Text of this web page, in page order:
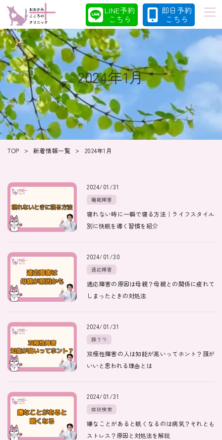
LINE予約
こちら
即日予約
こちら
初めての方へ 当院の特徴
診療案内 コラム
クリニック紹介
医師紹介
即日
LINE予約
即日
WEB予約
FAX
03-5989-0618
営業時間：10:00〜22:00
2024年1月
TOP > 新着情報一覧 > 2024年1月
2024/01/31
睡眠障害
寝れない時に一瞬で寝る方法｜ライフスタイル
別に快眠を導く習慣を紹介
2024/01/30
適応障害
適応障害の原因は母親？母親との関係に疲れて
しまったときの対処法
2024/01/31
躁うつ
双極性障害の人は知能が高いってホント？頭が
いいと思われる理由とは
2024/01/31
症状検索
嫌なことがあると眠くなるのは病気？それとも
ストレス？原因と対処法を解説